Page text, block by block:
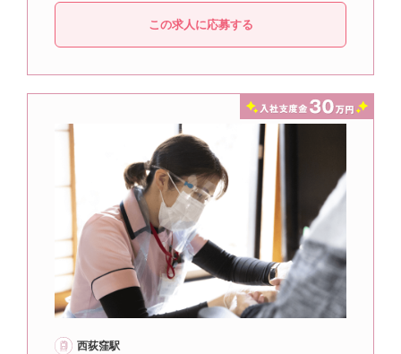
この求人に応募する
西荻窪駅